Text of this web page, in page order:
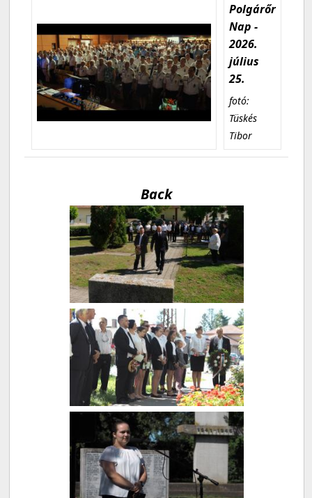
Polgárőr
Nap -
2026.
július
25.
fotó:
Tüskés
Tibor
Back